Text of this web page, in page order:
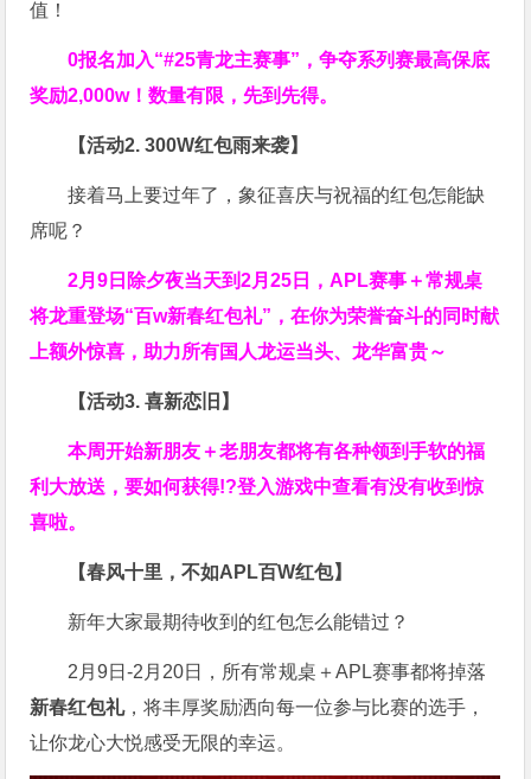
值！
0报名加入“#25青龙主赛事”，争夺系列赛最高保底
奖励2,000w！数量有限，先到先得。
【活动2. 300W红包雨来袭】
接着马上要过年了，象征喜庆与祝福的红包怎能缺
席呢？
2月9日除夕夜当天到2月25日，APL赛事＋常规桌
将龙重登场“百w新春红包礼”，在你为荣誉奋斗的同时献
上额外惊喜，助力所有国人龙运当头、龙华富贵～
【活动3. 喜新恋旧】
本周开始新朋友＋老朋友都将有各种领到手软的福
利大放送，要如何获得!?登入游戏中查看有没有收到惊
喜啦。
【春风十里，不如APL百W红包】
新年大家最期待收到的红包怎么能错过？
2月9日-2月20日，所有常规桌＋APL赛事都将掉落
新春红包礼，将丰厚奖励洒向每一位参与比赛的选手，
让你龙心大悦感受无限的幸运。